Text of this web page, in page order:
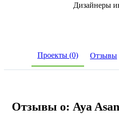
Проекты (0) Отзывы
Отзывы о: Aya
Дизайнеры